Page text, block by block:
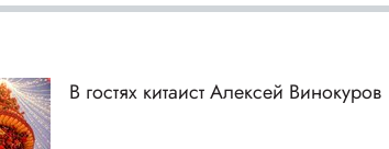
В гостях китаист Алексей Винокуров